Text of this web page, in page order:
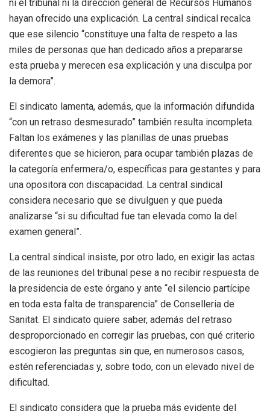
ni el tribunal ni la dirección general de Recursos Humanos
hayan ofrecido una explicación. La central sindical recalca
que ese silencio “constituye una falta de respeto a las
miles de personas que han dedicado años a prepararse
esta prueba y merecen esa explicación y una disculpa por
la demora”.
El sindicato lamenta, además, que la información difundida
“con un retraso desmesurado” también resulta incompleta.
Faltan los exámenes y las planillas de unas pruebas
diferentes que se hicieron, para ocupar también plazas de
la categoría enfermera/o, específicas para gestantes y para
una opositora con discapacidad. La central sindical
considera necesario que se divulguen y que pueda
analizarse “si su dificultad fue tan elevada como la del
examen general”.
La central sindical insiste, por otro lado, en exigir las actas
de las reuniones del tribunal pese a no recibir respuesta de
la presidencia de este órgano y ante “el silencio partícipe
en toda esta falta de transparencia” de Conselleria de
Sanitat. El sindicato quiere saber, además del retraso
desproporcionado en corregir las pruebas, con qué criterio
escogieron las preguntas sin que, en numerosos casos,
estén referenciadas y, sobre todo, con un elevado nivel de
dificultad.
El sindicato considera que la prueba más evidente del